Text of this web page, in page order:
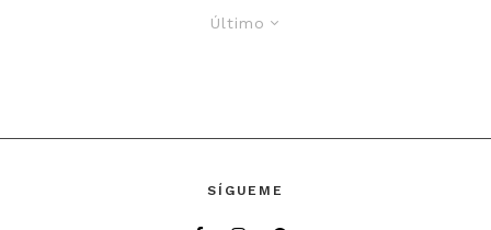
Último
SÍGUEME